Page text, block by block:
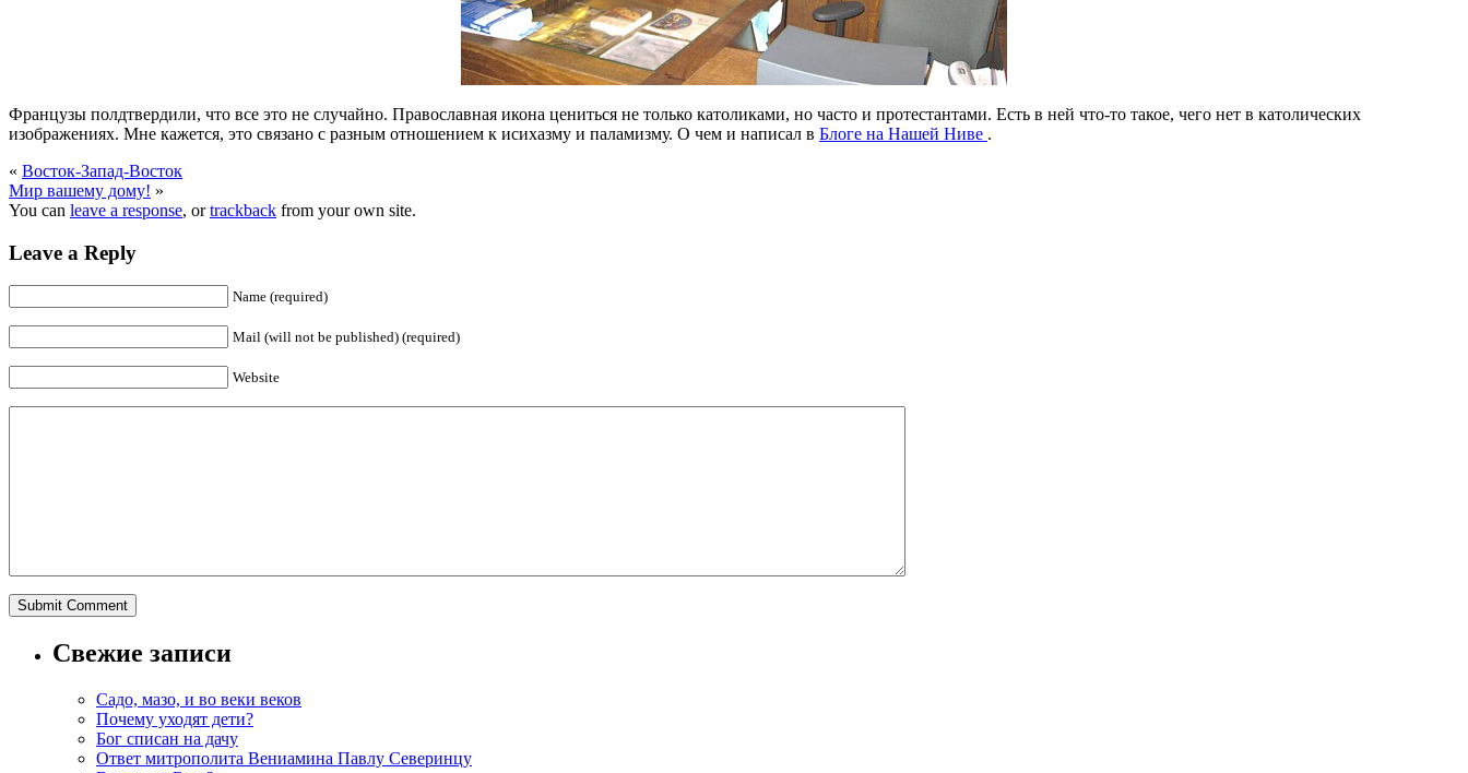
Французы полдтвердили, что все это не случайно. Православная икона цениться не только католиками, но часто и протестантами. Есть в ней что-то такое, чего нет в католических
изображениях. Мне кажется, это связано с разным отношением к исихазму и паламизму. О чем и написал в Блоге на Нашей Ниве .
« Восток-Запад-Восток
Мир вашему дому! »
You can leave a response, ortrackback from your own site.
Leave a Reply
Name (required)
Mail (will not be published) (required)
Website
Свежие записи
Садо, мазо, и во веки веков
Почему уходят дети?
Бог списан на дачу
Ответ митрополита Вениамина Павлу Северинцу